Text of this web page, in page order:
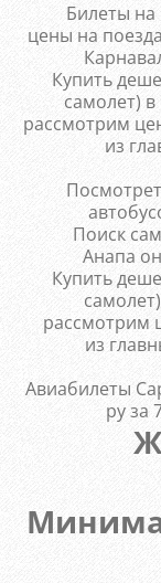
Билеты на
цены на
Купить
самолет)
рассмотрим
из
Поиск
Анапа
Купить
рассмотрим
из
Авиабилеты
ру за